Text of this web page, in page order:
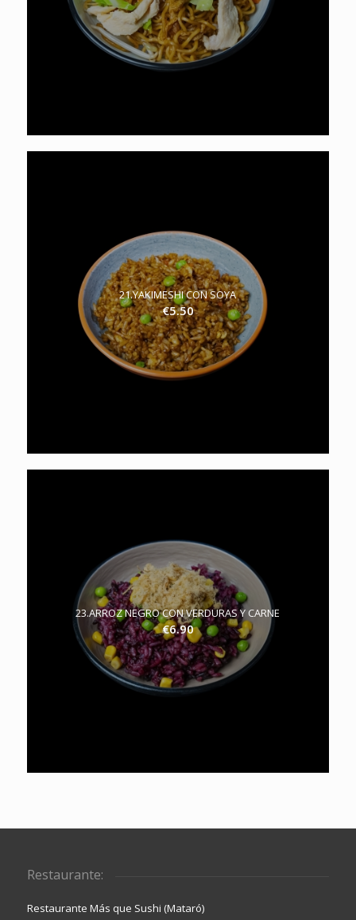
21.YAKIMESHI CON SOYA
€5.50
23.ARROZ NEGRO CON VERDURAS Y CARNE
€6.90
Restaurante:
Restaurante Más que Sushi (Mataró)